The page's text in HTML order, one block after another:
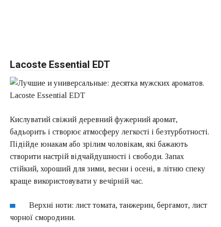
Lacoste Essential EDT
Кислуватий свіжий деревний фужерний аромат,
бадьорить і створює атмосферу легкості і безтурботності.
Підійде юнакам або зрілим чоловікам, які бажають
створити настрій відчайдушності і свободи. Запах
стійкий, хороший для зими, весни і осені, в літню спеку
краще використовувати у вечірній час.
Верхні ноти: лист томата, танжерин, бергамот, лист
чорної смородини.